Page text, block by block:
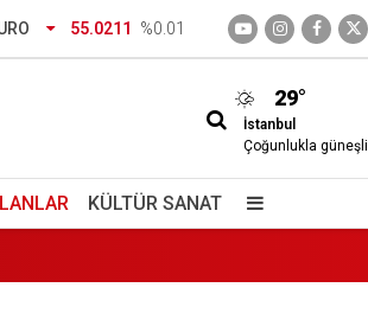
55.0211 %0.01
29°
İstanbul
Çoğunlukla güneşli
KÜLTÜR SANAT